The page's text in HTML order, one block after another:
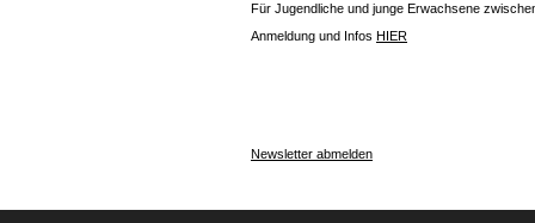
Für Jugendliche und junge Erwachsene
Anmeldung und Infos HIER
Newsletter abmelden